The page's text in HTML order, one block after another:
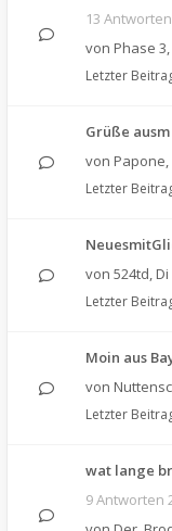
13
von Phase 3,
Letzter
Grüße
von Papone,
Letzter
von 524td,
Letzter
Moin aus
von
Letzter
wat lange
9 Antworten